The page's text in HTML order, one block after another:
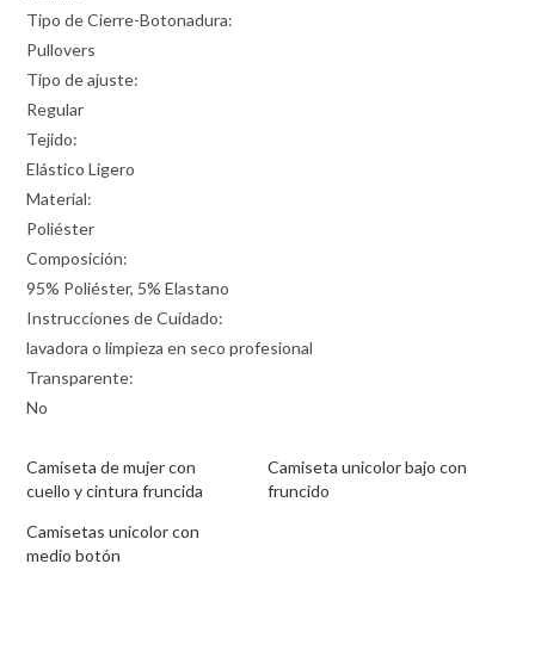
Tipo de Cierre-Botonadura:
Pullovers
Tipo de ajuste:
Regular
Tejido:
Elástico Ligero
Material:
Poliéster
Composición:
95% Poliéster, 5% Elastano
Instrucciones de Cuidado:
lavadora o limpieza en seco profesional
Transparente:
No
Camiseta de mujer con
cuello y cintura fruncida
Camiseta unicolor bajo con
fruncido
Camisetas unicolor con
medio botón